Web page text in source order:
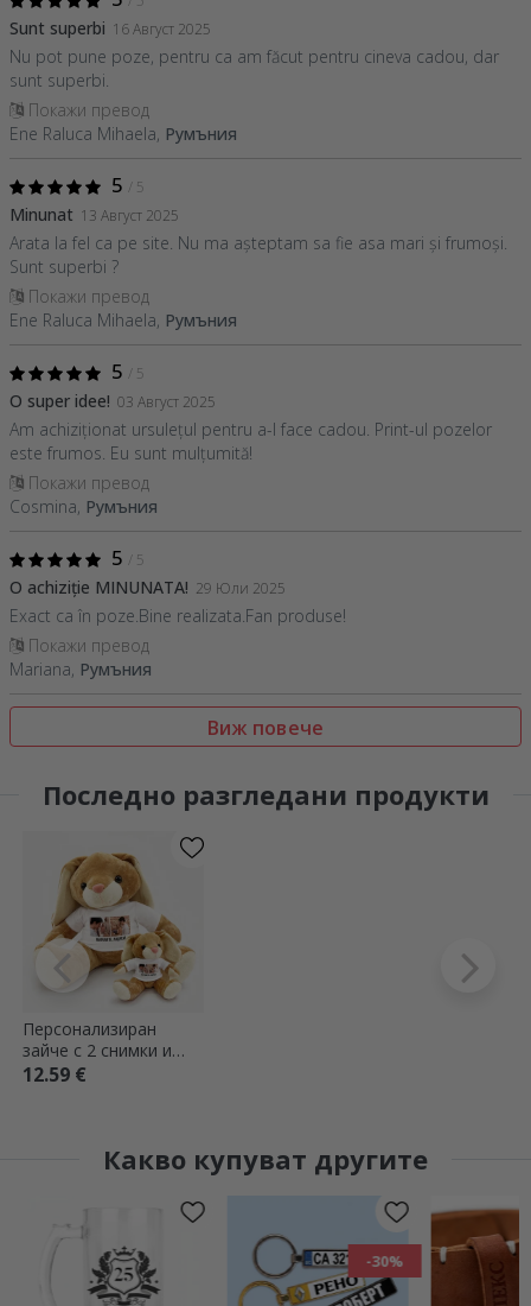
Sunt superbi 16 Август 2025
Nu pot pune poze, pentru ca am făcut pentru cineva cadou, dar
sunt superbi.
Покажи превод
Ene Raluca Mihaela, Румъния
5 / 5
Minunat 13 Август 2025
Arata la fel ca pe site. Nu ma așteptam sa fie asa mari și frumoși.
Sunt superbi ?
Покажи превод
Ene Raluca Mihaela, Румъния
5 / 5
O super idee! 03 Август 2025
Am achiziționat ursulețul pentru a-l face cadou. Print-ul pozelor
este frumos. Eu sunt mulțumită!
Покажи превод
Cosmina, Румъния
5 / 5
O achiziție MINUNATA! 29 Юли 2025
Exact ca în poze.Bine realizata.Fan produse!
Покажи превод
Mariana, Румъния
Виж повече
Последно разгледани продукти
Персонализиран
зайче с 2 снимки и
текст
12.59 €
Какво купуват другите
-30%